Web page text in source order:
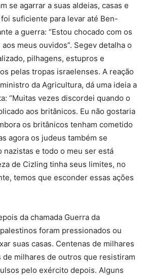
se agarrar a suas aldeias, casas e
suficiente para levar até Ben-
a guerra: “Estou chocado com os
meus ouvidos”. Segev detalha o
pilhagens, estupros e
pelas tropas israelenses. A reação
da Agricultura, dá uma ideia a
“Muitas vezes discordei quando o
aos britânicos. Eu não gostaria
os britânicos tenham cometido
agora os judeus também se
nazistas e todo o meu ser está
de Cizling tinha seus limites, no
temos que esconder essas ações
da chamada Guerra da
foram pressionados ou
suas casas. Centenas de milhares
de milhares de outros que resistiram
pelo exército depois. Alguns